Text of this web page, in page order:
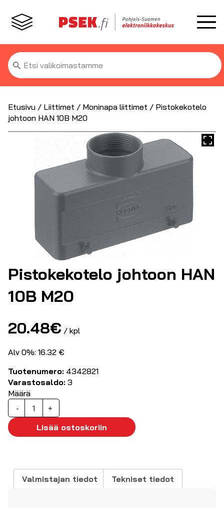
Etsi:
Etusivu / Liittimet / Moninapa liittimet / Pistokekotelo
johtoon HAN 10B M20
Pistokekotelo johtoon HAN
10B M20
20.48€ / kpl
Alv 0%: 16.32 €
Tuotenumero: 4342821
Varastosaldo: 3
Määrä
-
Pistokekotelo
johtoon
HAN
10B
+
Lisää ostoskoriin
Valmistajan tiedot Tekniset tiedot